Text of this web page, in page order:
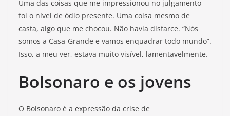
Uma das coisas que me impressionou no julgamento
foi o nível de ódio presente. Uma coisa mesmo de
casta, algo que me chocou. Não havia disfarce. “Nós
somos a Casa-Grande e vamos enquadrar todo mundo”.
Isso, a meu ver, estava muito visível, lamentavelmente.
Bolsonaro e os jovens
O Bolsonaro é a expressão da crise de